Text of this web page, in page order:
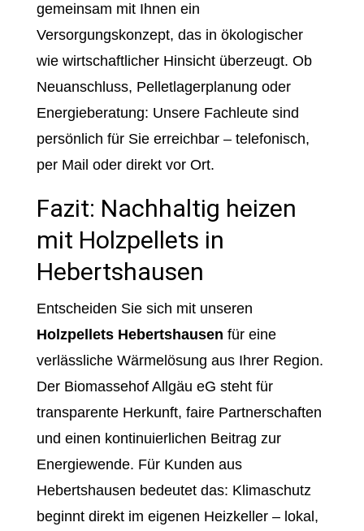
gemeinsam mit Ihnen ein
Versorgungskonzept, das in ökologischer
wie wirtschaftlicher Hinsicht überzeugt. Ob
Neuanschluss, Pelletlagerplanung oder
Energieberatung: Unsere Fachleute sind
persönlich für Sie erreichbar – telefonisch,
per Mail oder direkt vor Ort.
Fazit: Nachhaltig heizen
mit Holzpellets in
Hebertshausen
Entscheiden Sie sich mit unseren
Holzpellets Hebertshausen für eine
verlässliche Wärmelösung aus Ihrer Region.
Der Biomassehof Allgäu eG steht für
transparente Herkunft, faire Partnerschaften
und einen kontinuierlichen Beitrag zur
Energiewende. Für Kunden aus
Hebertshausen bedeutet das: Klimaschutz
beginnt direkt im eigenen Heizkeller – lokal,